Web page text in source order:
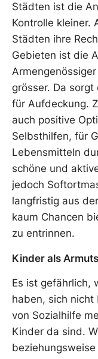
Städten ist die
Kontrolle kleiner.
Städten ihre
Gebieten ist die
grösser. Da
für Aufdeckung.
auch positive
Selbsthilfen, für
Lebensmitteln
schöne und
jedoch
langfristig aus
kaum Chancen
zu entrinnen.
Kinder als
Es ist gefährlich,
haben, sich nicht
von Sozialhilfe
Kinder da sind.